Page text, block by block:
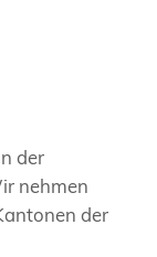
der
nehmen
der